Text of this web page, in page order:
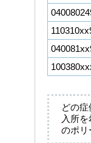
どの
入所
のポリ